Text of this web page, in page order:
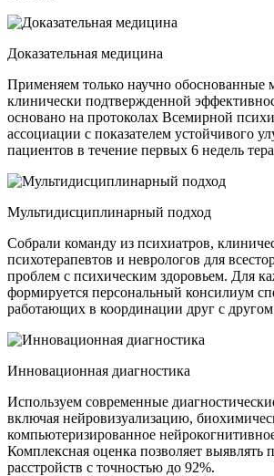
Доказательная медицина
Применяем только научно обоснованные
клинически подтвержденной
основано на протоколах Всемирной
ассоциации с показателем устойчивого
пациентов в течение первых 6 недель
Мультидисциплинарный подход
Собрали команду из психиатров,
психотерапевтов и неврологов для
проблем с психическим здоровьем. Для
формируется персональный консилиум
работающих в координации друг с
Инновационная диагностика
Используем современные
включая нейровизуализацию,
компьютеризированное
Комплексная оценка позволяет выявлять
расстройств с точностью до 92%.